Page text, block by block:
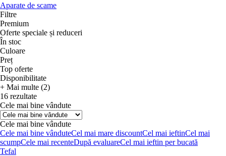
Aparate de scame
Filtre
Premium
Oferte speciale și reduceri
În stoc
Culoare
Preț
Top oferte
Disponibilitate
+ Mai multe (2)
16 rezultate
Cele mai bine vândute
Cele mai bine vândute
Cele mai bine vânduteCel mai mare discountCel mai ieftinCel mai
scumpCele mai recenteDupă evaluareCel mai ieftin per bucată
Tefal